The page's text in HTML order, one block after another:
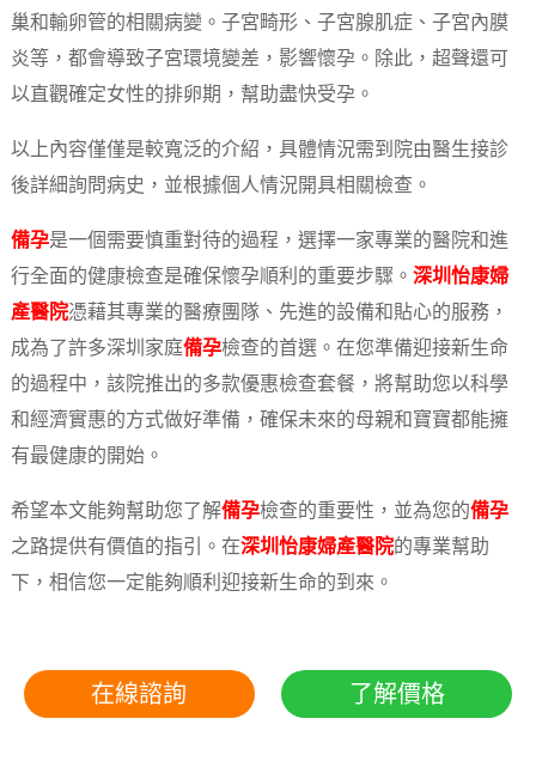
巢和輸卵管的相關病變。子宮畸形、子宮腺肌症、子宮內膜
炎等，都會導致子宮環境變差，影響懷孕。除此，超聲還可
以直觀確定女性的排卵期，幫助盡快受孕。
以上內容僅僅是較寬泛的介紹，具體情況需到院由醫生接診
後詳細詢問病史，並根據個人情況開具相關檢查。
備孕是一個需要慎重對待的過程，選擇一家專業的醫院和進
行全面的健康檢查是確保懷孕順利的重要步驟。 深圳怡康婦
產醫院憑藉其專業的醫療團隊、先進的設備和貼心的服務，
成為了許多深圳家庭備孕檢查的首選。在您準備迎接新生命
的過程中，該院推出的多款優惠檢查套餐，將幫助您以科學
和經濟實惠的方式做好準備，確保未來的母親和寶寶都能擁
有最健康的開始。
希望本文能夠幫助您了解備孕檢查的重要性，並為您的備孕
之路提供有價值的指引。在深圳怡康婦產醫院的專業幫助
下，相信您一定能夠順利迎接新生命的到來。
在線諮詢 了解價格